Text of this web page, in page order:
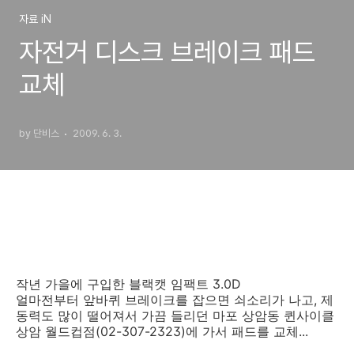
자료 iN
자전거 디스크 브레이크 패드
교체
by 단비스 2009. 6. 3.
작년 가을에 구입한 블랙캣 임팩트 3.0D
얼마전부터 앞바퀴 브레이크를 잡으면 쇠소리가 나고, 제
동력도 많이 떨어져서 가끔 들리던 마포 상암동 퀸사이클
상암 월드컵점(02-307-2323)에 가서 패드를 교체...